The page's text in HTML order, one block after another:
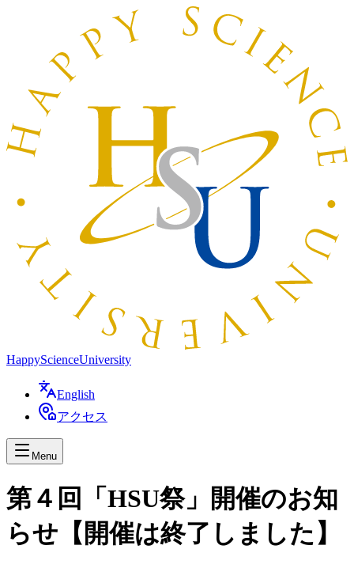
HappyScienceUniversity
English
アクセス
Menu
第４回「HSU祭」開催のお知
らせ【開催は終了しました】